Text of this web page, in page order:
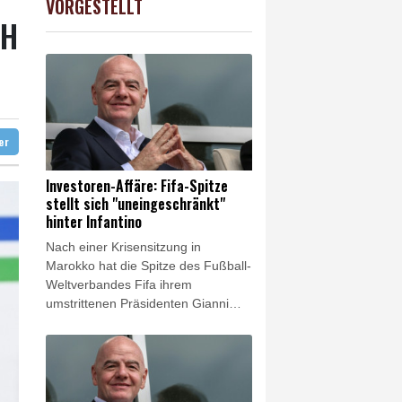
eingeschlagen
dann doch gestorben
Gegenmaßnahmen
-0.89%
VORGESTELLT
Investoren-Affäre: Fifa-Spitze
stellt sich "uneingeschränkt"
hinter Infantino
Nach einer Krisensitzung in
Marokko hat die Spitze des Fußball-
Weltverbandes Fifa ihrem
umstrittenen Präsidenten Gianni
gegeben. "Im Anschluss an ein
Treffen in Rabat bekräftigten der
Fifa-Generalsekretär und die
anwesenden Mitglieder der Fifa-